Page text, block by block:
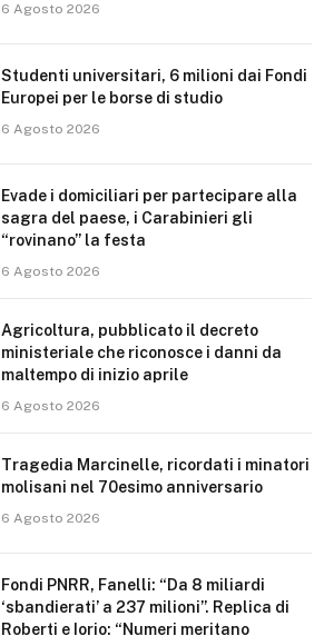
6 Agosto 2026
Studenti universitari, 6 milioni dai Fondi
Europei per le borse di studio
6 Agosto 2026
Evade i domiciliari per partecipare alla
sagra del paese, i Carabinieri gli
“rovinano” la festa
6 Agosto 2026
Agricoltura, pubblicato il decreto
ministeriale che riconosce i danni da
maltempo di inizio aprile
6 Agosto 2026
Tragedia Marcinelle, ricordati i minatori
molisani nel 70esimo anniversario
6 Agosto 2026
Fondi PNRR, Fanelli: “Da 8 miliardi
‘sbandierati’ a 237 milioni”. Replica di
Roberti e Iorio: “Numeri meritano